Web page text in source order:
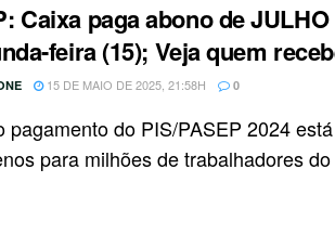
Caixa paga abono de JULHO
feira (15); Veja quem
15 DE MAIO DE 2025, 21:58H 0
pagamento do PIS/PASEP 2024
para milhões de trabalhadores